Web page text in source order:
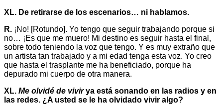
XL. De retirarse de los escenarios… ni hablamos.
R. ¡No! [Rotundo]. Yo tengo que seguir trabajando porque si
no… ¡Es que me muero! Mi destino es seguir hasta el final,
sobre todo teniendo la voz que tengo. Y es muy extraño que
un artista tan trabajado y a mi edad tenga esta voz. Yo creo
que hasta el trasplante me ha beneficiado, porque ha
depurado mi cuerpo de otra manera.
XL. Me olvidé de vivirya está sonando en las radios y en
las redes. ¿A usted se le ha olvidado vivir algo?